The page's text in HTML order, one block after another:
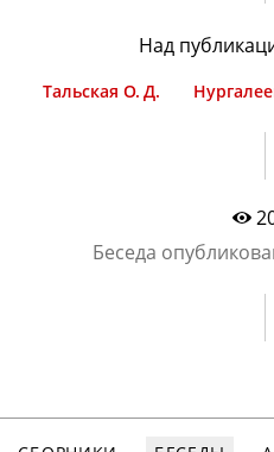
Над
Тальская О. Д.
Беседа